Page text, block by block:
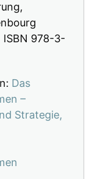
ISBN 978-3-
Das
–
Strategie,